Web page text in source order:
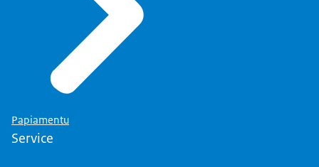
Papiamentu
Service